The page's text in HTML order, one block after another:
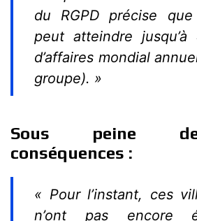
du RGPD précise
peut atteindre
d’affaires mondial
groupe). »
Sous peine
conséquences :
« Pour l’instant, ces
n’ont pas encore